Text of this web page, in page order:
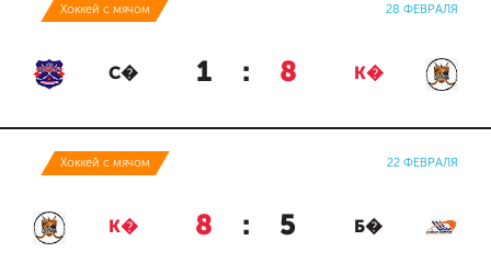
Хоккей с мячом 28 ФЕВРАЛЯ
С� 1 : 8 К�
Хоккей с мячом 22 ФЕВРАЛЯ
К� 8 : 5 Б�